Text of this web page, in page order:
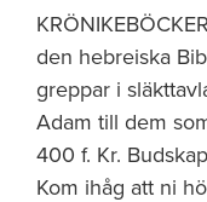
den hebreiska
greppar i
Adam till dem
400 f. Kr.
Kom ihåg att ni